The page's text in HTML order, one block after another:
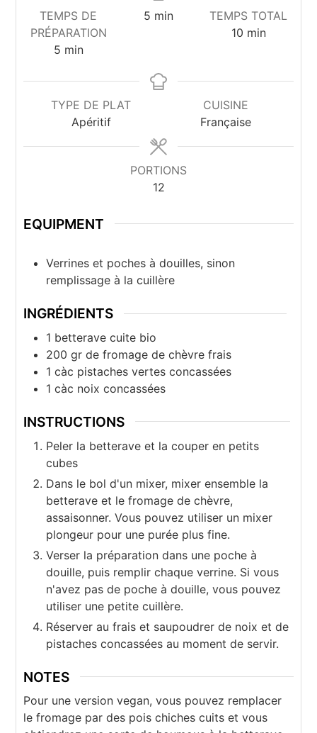
TEMPS DE
PRÉPARATION
5 min
5 min
TEMPS TOTAL
10 min
TYPE DE PLAT
Apéritif
CUISINE
Française
PORTIONS
12
EQUIPMENT
Verrines et poches à douilles, sinon
remplissage à la cuillère
INGRÉDIENTS
1 betterave cuite bio
200 gr de fromage de chèvre frais
1 càc pistaches vertes concassées
1 càc noix concassées
INSTRUCTIONS
Peler la betterave et la couper en petits
cubes
Dans le bol d'un mixer, mixer ensemble la
betterave et le fromage de chèvre,
assaisonner. Vous pouvez utiliser un mixer
plongeur pour une purée plus fine.
Verser la préparation dans une poche à
douille, puis remplir chaque verrine. Si vous
n'avez pas de poche à douille, vous pouvez
utiliser une petite cuillère.
Réserver au frais et saupoudrer de noix et de
pistaches concassées au moment de servir.
NOTES
Pour une version vegan, vous pouvez remplacer
le fromage par des pois chiches cuits et vous